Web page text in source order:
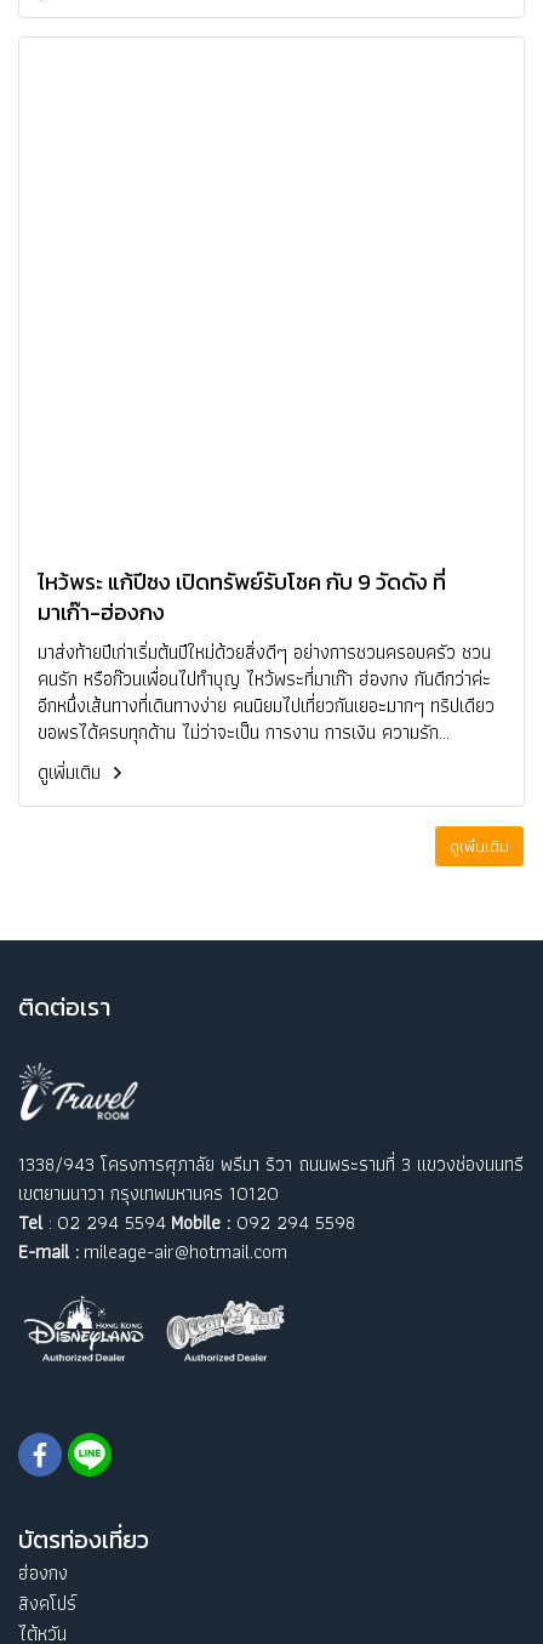
ไหว้พระ แก้ปีชง เปิดทรัพย์รับโชค กับ 9 วัดดัง ที่
มาเก๊า-ฮ่องกง
มาส่งท้ายปีเก่าเริ่มต้นปีใหม่ด้วยสิ่งดีๆ อย่างการชวนครอบครัว ชวน
คนรัก หรือก๊วนเพื่อนไปทำบุญ ไหว้พระที่มาเก๊า ฮ่องกง กันดีกว่าค่ะ
อีกหนึ่งเส้นทางที่เดินทางง่าย คนนิยมไปเที่ยวกันเยอะมากๆ ทริปเดียว
ขอพรได้ครบทุกด้าน ไม่ว่าจะเป็น การงาน การเงิน ความรัก
ครอบครัว รวมไปถึงการแก้ปีชง ใครอยากรวยต้องไม่พลาด! เพราะ
วัดดังเหล่านี้มีมหาเศรษฐีหรือนักธุรกิจมาขอพรแล้วรวยๆ เฮงๆ กันไป
เยอะเลยนะ มาดูกันว่าวัดไหนนิยมไปขอพรเรื่องอะไรกันบ้าง ตามมิส
ดูเพิ่มเติม
ดูเพิ่มเติม
ติดต่อเรา
1338/943 โครงการศุภาลัย พรีมา ริวา ถนนพระรามที่ 3 แขวงช่องนนทรี
เขตยานนาวา กรุงเทพมหานคร 10120
Tel: 02 294 5594 Mobile : 092 294 5598
E-mail : mileage-air@hotmail.com
บัตรท่องเที่ยว
ฮ่องกง
สิงคโปร์
ไต้หวัน